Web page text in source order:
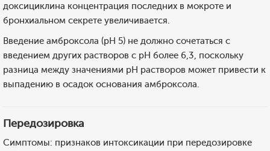
доксициклина концентрация последних в мокроте и
бронхиальном секрете увеличивается.
Введение амброксола (рН 5) не должно сочетаться с
введением других растворов с рН более 6,3, поскольку
разница между значениями рН растворов может привести к
выпадению в осадок основания амброксола.
Передозировка
Симптомы: признаков интоксикации при передозировке